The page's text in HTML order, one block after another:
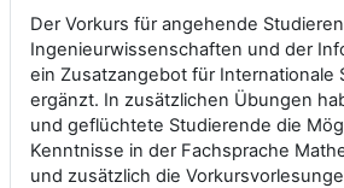
Der Vorkurs für angehende
Ingenieurwissenschaften und der
ein Zusatzangebot für Internationale
ergänzt. In zusätzlichen Übungen
und geflüchtete Studierende die
Kenntnisse in der Fachsprache
und zusätzlich die